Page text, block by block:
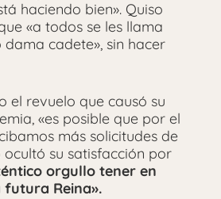
haciendo bien». Quiso
«a todos se les llama
cadete», sin hacer
el revuelo que causó su
«es posible que por el
más solicitudes de
ocultó su satisfacción por
orgullo tener en
Reina».